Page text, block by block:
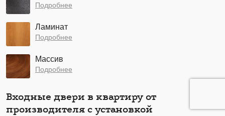
Подробнее
Ламинат
Подробнее
Массив
Подробнее
Входные двери в квартиру от
производителя с установкой